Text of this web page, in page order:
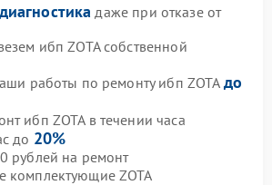
даже при отказе от
ибп ZOTA собственной
работы по ремонту ибп ZOTA до
ибп ZOTA в течении часа
до 20%
рублей на ремонт
комплектующие ZOTA